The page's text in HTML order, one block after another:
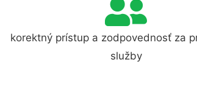
korektný prístup a zodpovednosť za
služby